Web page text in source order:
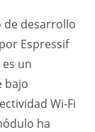
de desarrollo
Espressif
es un
bajo
Wi-Fi
ha